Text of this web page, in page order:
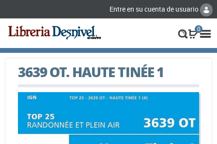
Entre en su cuenta de usuario
0
3639 OT. HAUTE TINÉE 1